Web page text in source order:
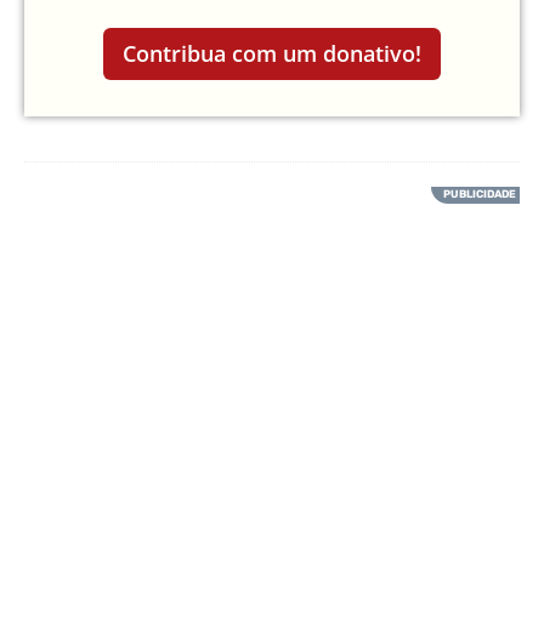
Contribua com um donativo!